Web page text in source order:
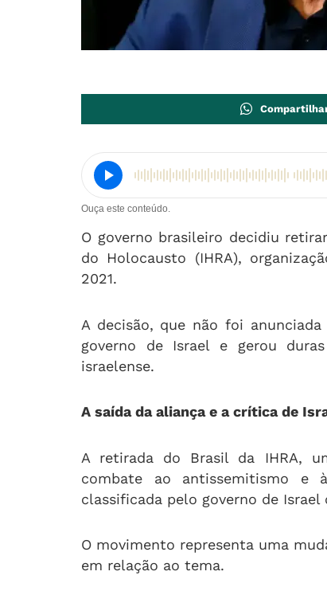
Ouça este conteúdo.
O governo brasileiro decidiu
do Holocausto (IHRA),
2021.
A decisão, que não foi
governo de Israel e gerou
israelense.
A saída da aliança e a crítica de
A retirada do Brasil da IHRA,
combate ao antissemitismo e
classificada pelo governo de
O movimento representa uma
em relação ao tema.